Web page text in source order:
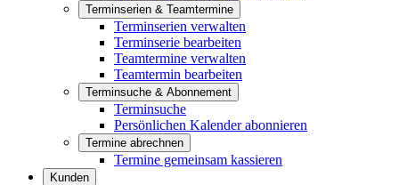
Terminserien & Teamtermine
Terminserien verwalten
Terminserie bearbeiten
Teamtermine verwalten
Teamtermin bearbeiten
Terminsuche & Abonnement
Terminsuche
Persönlichen Kalender abonnieren
Termine abrechnen
Termine gemeinsam kassieren
Kunden